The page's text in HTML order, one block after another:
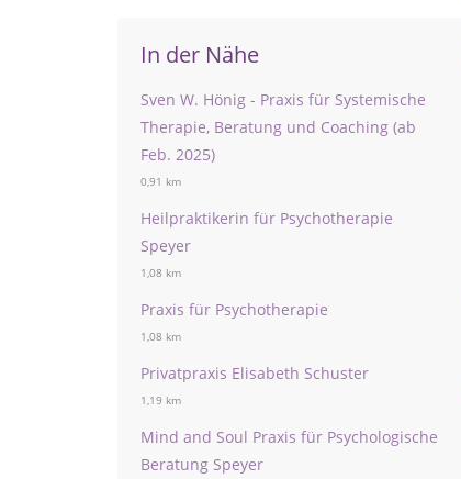
In der Nähe
Sven W. Hönig - Praxis für Systemische
Therapie, Beratung und Coaching (ab
Feb. 2025)
0,91 km
Heilpraktikerin für Psychotherapie
Speyer
1,08 km
Praxis für Psychotherapie
1,08 km
Privatpraxis Elisabeth Schuster
1,19 km
Mind and Soul Praxis für Psychologische
Beratung Speyer